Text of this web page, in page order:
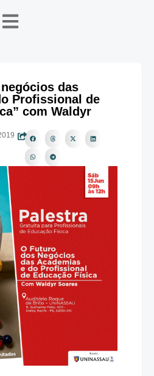
das
Profissional de
com Waldyr